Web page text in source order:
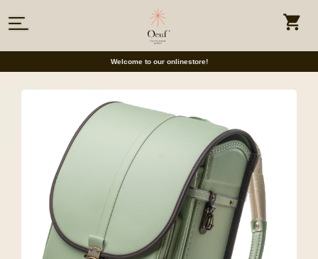
Welcome to our onlinestore!